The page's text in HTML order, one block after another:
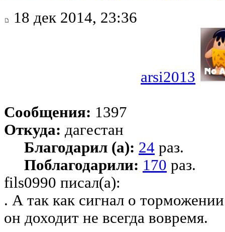
18 дек 2014, 23:36
arsi2013
Сообщения: 1397
Откуда: дагестан
Благодарил (а): 24 раз.
Поблагодарили: 170 раз.
fils0990 писал(а):
. А так как сигнал о
он доходит не всегда вовремя.